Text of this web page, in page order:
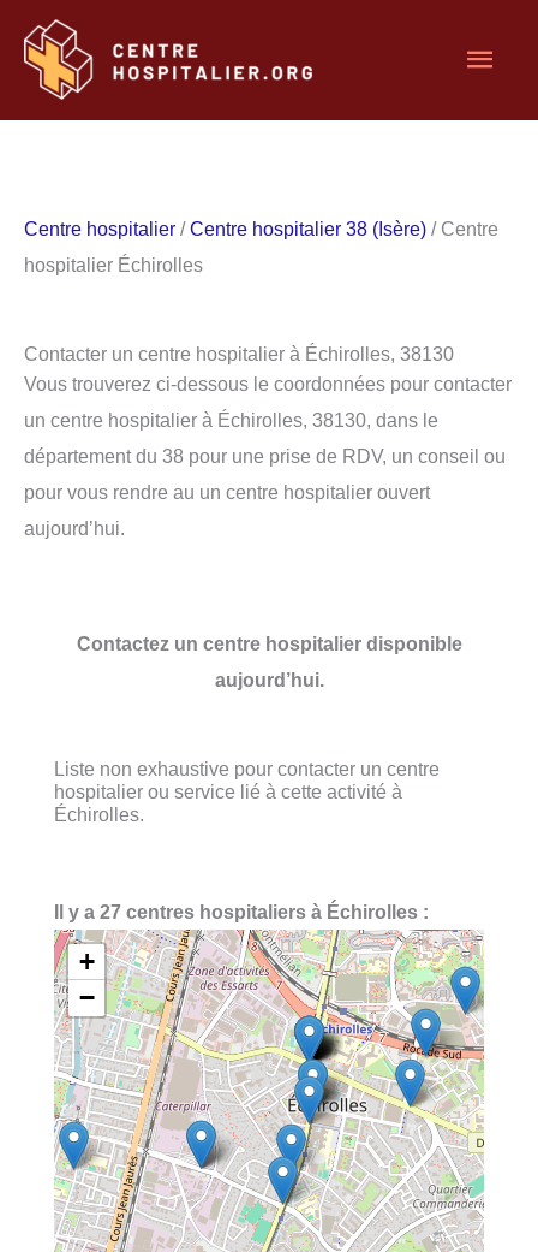
contenu
Centre hospitalier /Centre hospitalier 38 (Isère) / Centre
hospitalier Échirolles
Contacter un centre hospitalier à Échirolles, 38130
Vous trouverez ci-dessous le coordonnées pour contacter
un centre hospitalier à Échirolles, 38130, dans le
département du 38 pour une prise de RDV, un conseil ou
pour vous rendre au un centre hospitalier ouvert
aujourd’hui.
Contactez un centre hospitalier disponible
aujourd’hui.
Liste non exhaustive pour contacter un centre
hospitalier ou service lié à cette activité à
Échirolles.
Il y a 27 centres hospitaliers à Échirolles :
+
−